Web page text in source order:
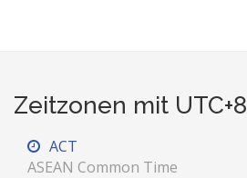
Zeitzonen mit UTC+8
ACT
ASEAN Common Time